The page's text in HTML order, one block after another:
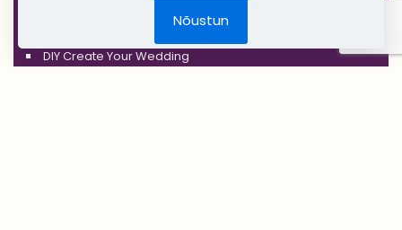
DIY Create Your Wedding
Nõustun